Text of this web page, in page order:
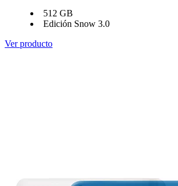
512 GB
Edición Snow 3.0
Ver producto